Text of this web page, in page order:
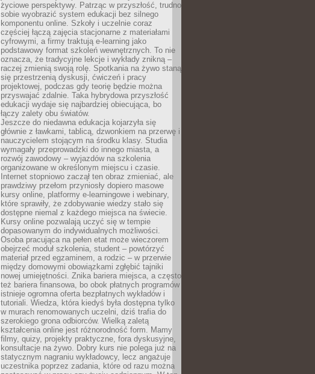
życiowe perspektywy. Patrząc w przyszłość, trudno
sobie wyobrazić system edukacji bez silnego
komponentu online. Szkoły i uczelnie coraz
częściej łączą zajęcia stacjonarne z materiałami
cyfrowymi, a firmy traktują e-learning jako
podstawowy format szkoleń wewnętrznych. To nie
oznacza, że tradycyjne lekcje i wykłady znikną –
raczej zmienią swoją rolę. Spotkania na żywo staną
się przestrzenią dyskusji, ćwiczeń i pracy
projektowej, podczas gdy teorię będzie można
przyswajać zdalnie. Taka hybrydowa przyszłość
edukacji wydaje się najbardziej obiecująca, bo
łączy zalety obu światów.
Jeszcze do niedawna edukacja kojarzyła się
głównie z ławkami, tablicą, dzwonkiem na przerwę i
nauczycielem stojącym na środku klasy. Studia
wymagały przeprowadzki do innego miasta, a
rozwój zawodowy – wyjazdów na szkolenia
organizowane w określonym miejscu i czasie.
Internet stopniowo zaczął ten obraz zmieniać, ale
prawdziwy przełom przyniosły dopiero masowe
kursy online, platformy e-learningowe i webinary,
które sprawiły, że zdobywanie wiedzy stało się
dostępne niemal z każdego miejsca na świecie.
Kursy online pozwalają uczyć się w tempie
dopasowanym do indywidualnych możliwości.
Osoba pracująca na pełen etat może wieczorem
obejrzeć moduł szkolenia, student – powtórzyć
materiał przed egzaminem, a rodzic – w przerwie
między domowymi obowiązkami zgłębić tajniki
nowej umiejętności. Znika bariera miejsca, a często
też bariera finansowa, bo obok płatnych programów
istnieje ogromna oferta bezpłatnych wykładów i
tutoriali. Wiedza, która kiedyś była dostępna tylko
w murach renomowanych uczelni, dziś trafia do
szerokiego grona odbiorców. Wielką zaletą
kształcenia online jest różnorodność form. Mamy
filmy, quizy, projekty praktyczne, fora dyskusyjne,
konsultacje na żywo. Dobry kurs nie polega już na
statycznym nagraniu wykładowcy, lecz angażuje
uczestnika poprzez zadania, które od razu można